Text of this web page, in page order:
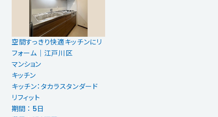
空間すっきり快適キッチンにリ
フォーム｜江戸川区
マンション
キッチン
キッチン：タカラスタンダード
リフィット
期間 ： 5日